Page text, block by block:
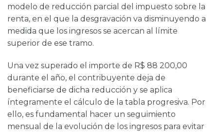
modelo de reducción parcial del impuesto sobre la
renta, en el que la desgravación va disminuyendo a
medida que los ingresos se acercan al límite
superior de ese tramo.
Una vez superado el importe de R$ 88 200,00
durante el año, el contribuyente deja de
beneficiarse de dicha reducción y se aplica
íntegramente el cálculo de la tabla progresiva. Por
ello, es fundamental hacer un seguimiento
mensual de la evolución de los ingresos para evitar